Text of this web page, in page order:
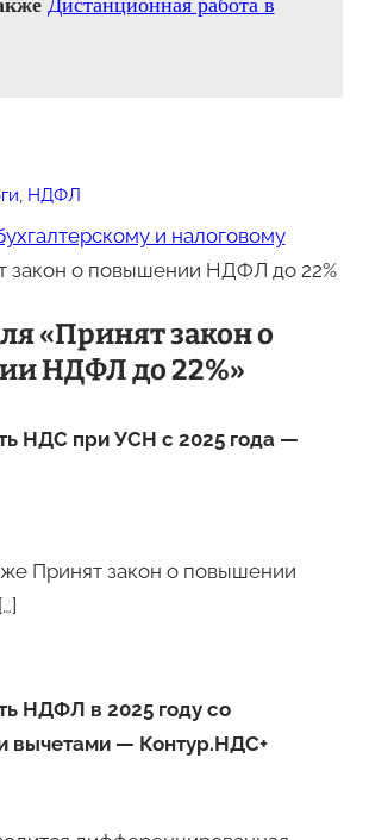
, НДФЛ
и налоговому
закон о повышении НДФЛ до 22%
«Принят закон о
НДФЛ до 22%»
НДС при УСН с 2025 года —
Принят закон о повышении
НДФЛ в 2025 году со
вычетами — Контур.НДС+